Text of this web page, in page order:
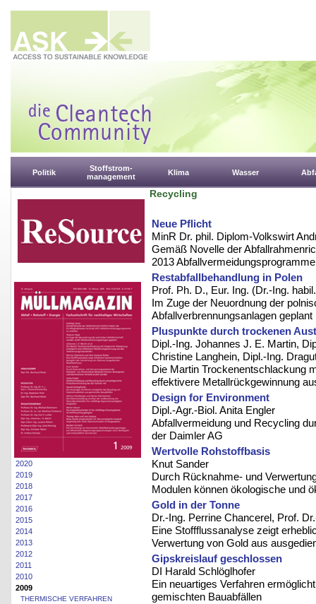
Politik
Stoffstrom-
management
Klima Wasser
2020
2019
2018
2017
2016
2015
2014
2013
2012
2011
2010
2009
THERMISCHE VERFAHREN
Recycling
Neue Pflicht
MinR Dr. phil. Diplom-Volkswirt
Gemäß Novelle der
2013
Restabfallbehandlung in Polen
Prof. Ph. D., Eur. Ing. (Dr.-Ing.
Im Zuge der Neuordnung der
Abfallverbrennungsanlagen geplant
Pluspunkte durch trockenen
Dipl.-Ing. Johannes J. E. Martin,
Christine Langhein, Dipl.-Ing.
Die Martin Trockenentschlackung
effektivere Metallrückgewinnung
Design for Environment
Dipl.-Agr.-Biol. Anita Engler
Abfallvermeidung und Recycling
der Daimler AG
Wertvolle Rohstoffbasis
Knut Sander
Durch Rücknahme- und
Modulen können ökologische und
Gold in der Tonne
Dr.-Ing. Perrine Chancerel, Prof.
Eine Stoffflussanalyse zeigt
Verwertung von Gold aus
Gipskreislauf geschlossen
DI Harald Schlöglhofer
Ein neuartiges Verfahren
gemischten Bauabfällen